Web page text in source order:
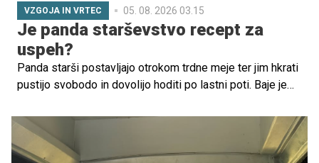
VZGOJA IN VRTEC 05. 08. 2026 03.15
Je panda starševstvo recept za
uspeh?
Panda starši postavljajo otrokom trdne meje ter jim hkrati
pustijo svobodo in dovolijo hoditi po lastni poti. Baje je